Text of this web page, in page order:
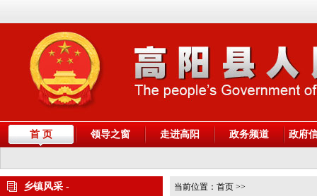
首 页 领导之窗 走进高阳 政务频道 政府
乡镇风采 - 当前位置： 首页 >>